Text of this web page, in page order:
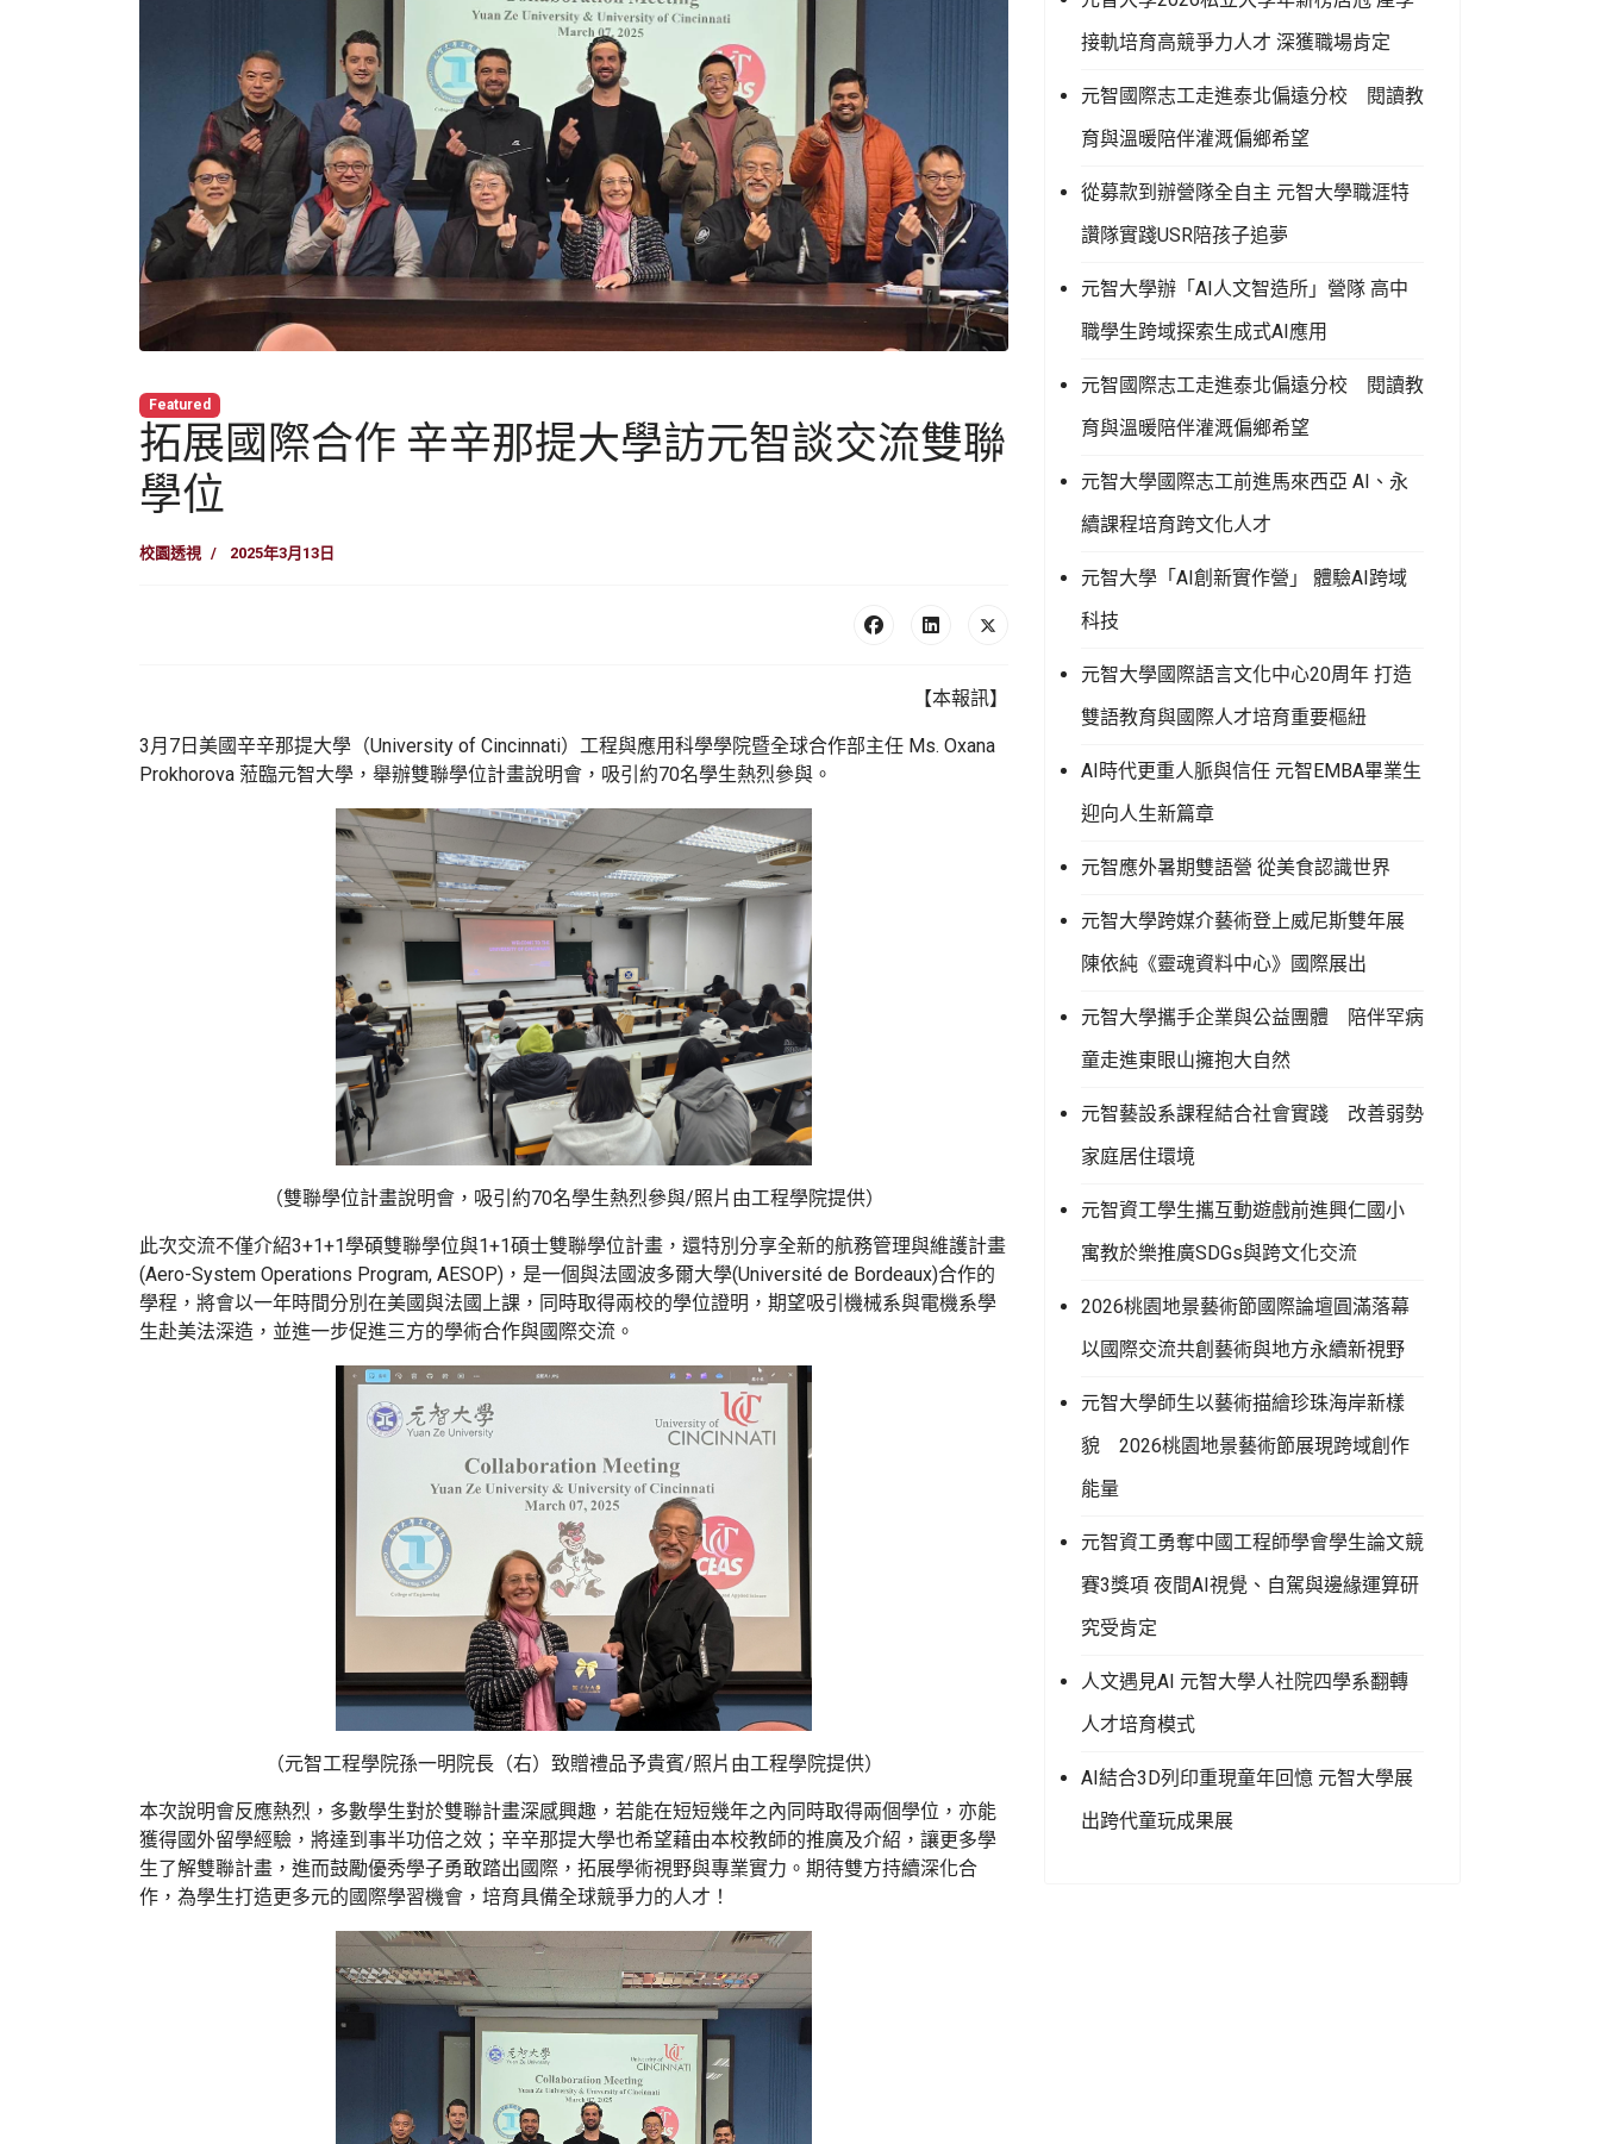
Featured
拓展國際合作 辛辛那提大學訪元智談交流雙聯
學位
校園透視 2025年3月13日
【本報訊】
3月7日美國辛辛那提大學（University of Cincinnati）工程與應用科學學院暨全球合作部主任 Ms. Oxana
Prokhorova 蒞臨元智大學，舉辦雙聯學位計畫說明會，吸引約70名學生熱烈參與。
（雙聯學位計畫說明會，吸引約70名學生熱烈參與/照片由工程學院提供）
此次交流不僅介紹3+1+1學碩雙聯學位與1+1碩士雙聯學位計畫，還特別分享全新的航務管理與維護計畫
(Aero-System Operations Program, AESOP)，是一個與法國波多爾大學(Université de Bordeaux)合作的
學程，將會以一年時間分別在美國與法國上課，同時取得兩校的學位證明，期望吸引機械系與電機系學
生赴美法深造，並進一步促進三方的學術合作與國際交流。
（元智工程學院孫一明院長（右）致贈禮品予貴賓/照片由工程學院提供）
本次說明會反應熱烈，多數學生對於雙聯計畫深感興趣，若能在短短幾年之內同時取得兩個學位，亦能
獲得國外留學經驗，將達到事半功倍之效；辛辛那提大學也希望藉由本校教師的推廣及介紹，讓更多學
生了解雙聯計畫，進而鼓勵優秀學子勇敢踏出國際，拓展學術視野與專業實力。期待雙方持續深化合
作，為學生打造更多元的國際學習機會，培育具備全球競爭力的人才！
接軌培育高競爭力人才 深獲職場肯定
元智國際志工走進泰北偏遠分校 閱讀教
育與溫暖陪伴灌溉偏鄉希望
從募款到辦營隊全自主 元智大學職涯特
讚隊實踐USR陪孩子追夢
元智大學辦「AI人文智造所」營隊 高中
職學生跨域探索生成式AI應用
元智國際志工走進泰北偏遠分校 閱讀教
育與溫暖陪伴灌溉偏鄉希望
元智大學國際志工前進馬來西亞 AI、永
續課程培育跨文化人才
元智大學「AI創新實作營」 體驗AI跨域
科技
元智大學國際語言文化中心20周年 打造
雙語教育與國際人才培育重要樞紐
AI時代更重人脈與信任 元智EMBA畢業生
迎向人生新篇章
元智應外暑期雙語營 從美食認識世界
元智大學跨媒介藝術登上威尼斯雙年展
陳依純《靈魂資料中心》國際展出
元智大學攜手企業與公益團體 陪伴罕病
童走進東眼山擁抱大自然
元智藝設系課程結合社會實踐 改善弱勢
家庭居住環境
元智資工學生攜互動遊戲前進興仁國小
寓教於樂推廣SDGs與跨文化交流
2026桃園地景藝術節國際論壇圓滿落幕
以國際交流共創藝術與地方永續新視野
元智大學師生以藝術描繪珍珠海岸新樣
貌 2026桃園地景藝術節展現跨域創作
能量
元智資工勇奪中國工程師學會學生論文競
賽3獎項 夜間AI視覺、自駕與邊緣運算研
究受肯定
人文遇見AI 元智大學人社院四學系翻轉
人才培育模式
AI結合3D列印重現童年回憶 元智大學展
出跨代童玩成果展